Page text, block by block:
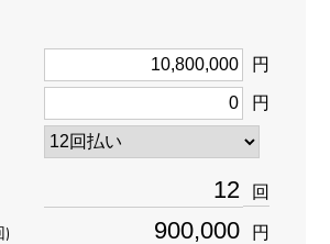
円
円
回
) 円